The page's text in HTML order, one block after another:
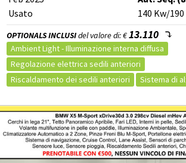
Riconoscimento dei segnali stradali
Telecamera per parcheggio assistito
Usato
140 Kw/190
OPTIONALS INCLUSIdel valore di: €13.110
Ambient Light - Illuminazione interna diffusa
Regolazione elettrica sedili anteriori
Riscaldamento dei sedili anteriori
Sistema di
BMW Live Cockpit Professional
Impianto frenante MSport con pinze blu
Interni in Pelle Vernasca Black con profili in
Driving Assistant
Parking Assistant Plus con